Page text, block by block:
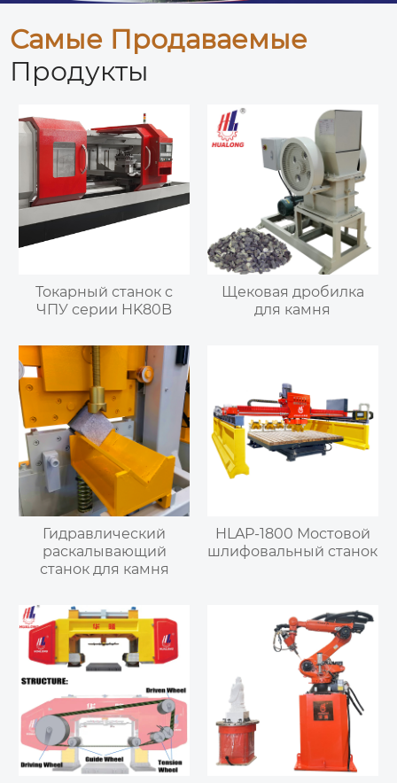
Самые Продаваемые
Продукты
Токарный станок с
ЧПУ серии HK80B
Щековая дробилка
для камня
Гидравлический
раскалывающий
станок для камня
HLAP-1800 Мостовой
шлифовальный станок